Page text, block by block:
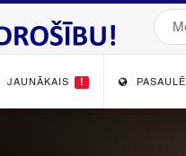
JAUNĀKAIS ! PASAULĒ